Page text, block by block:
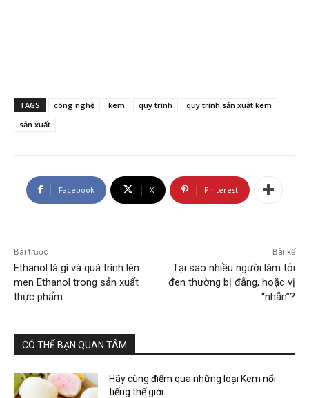
TAGS công nghệ kem quy trình
quy trình sản xuất kem
sản xuất
Facebook X Pinterest
Bài trước
Ethanol là gì và quá trình lên
men Ethanol trong sản xuất
thực phẩm
Bài kế
Tại sao nhiều người làm tỏi
đen thường bị đắng, hoặc vị
“nhẫn”?
CÓ THỂ BẠN QUAN TÂM
Hãy cùng điểm qua những loại Kem nổi
tiếng thế giới